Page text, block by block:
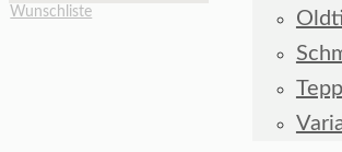
Wunschliste